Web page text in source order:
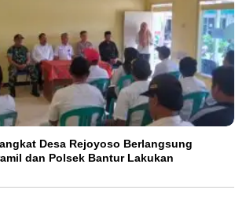
Desa Rejoyoso Berlangsung
dan Polsek Bantur Lakukan